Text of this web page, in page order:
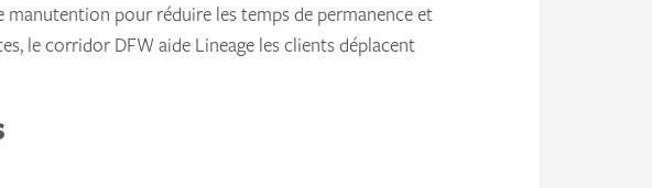
manutention pour réduire les temps de permanence et
le corridor DFW aide Lineage les clients déplacent